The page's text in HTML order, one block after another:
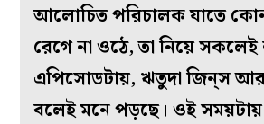
আলোচিত পরিচালক যাতে
রেগে না ওঠে, তা নিয়ে সকলেই
এপিসোডটায়, ঋতুদা জিন্‌স
বলেই মনে পড়ছে। ওই